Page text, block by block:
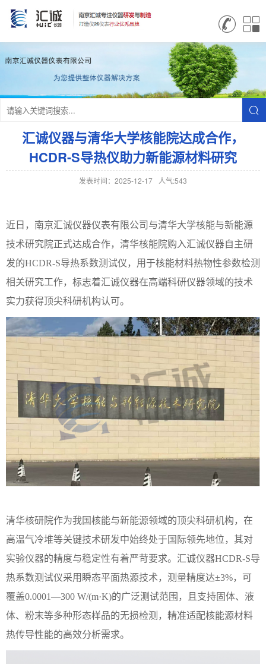
汇诚仪器与清华大学核能院达成合作，
HCDR-S导热仪助力新能源材料研究
发表时间：2025-12-17 人气:543
近日，南京汇诚仪器仪表有限公司与清华大学核能与新能源
技术研究院正式达成合作，清华核能院购入汇诚仪器自主研
发的HCDR-S导热系数测试仪，用于核能材料热物性参数检测
相关研究工作，标志着汇诚仪器在高端科研仪器领域的技术
实力获得顶尖科研机构认可。
清华核研院作为我国核能与新能源领域的顶尖科研机构，在
高温气冷堆等关键技术研发中始终处于国际领先地位，其对
实验仪器的精度与稳定性有着严苛要求。汇诚仪器HCDR-S导
热系数测试仪采用瞬态平面热源技术，测量精度达±3%，可
覆盖0.0001—300 W/(m·K)的广泛测试范围，且支持固体、液
体、粉末等多种形态样品的无损检测，精准适配核能源材料
热传导性能的高效分析需求。